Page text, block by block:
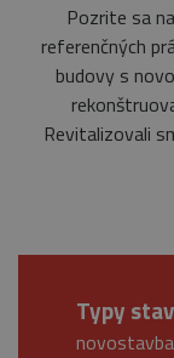
Pozrite sa
referenčných
budovy s
Revitalizovali
Typy
novostavba